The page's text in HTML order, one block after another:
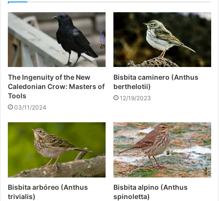
The Ingenuity of the New
Caledonian Crow: Masters of
Tools
03/11/2024
Bisbita caminero (Anthus
berthelotii)
12/19/2023
Bisbita arbóreo (Anthus
trivialis)
Bisbita alpino (Anthus
spinoletta)